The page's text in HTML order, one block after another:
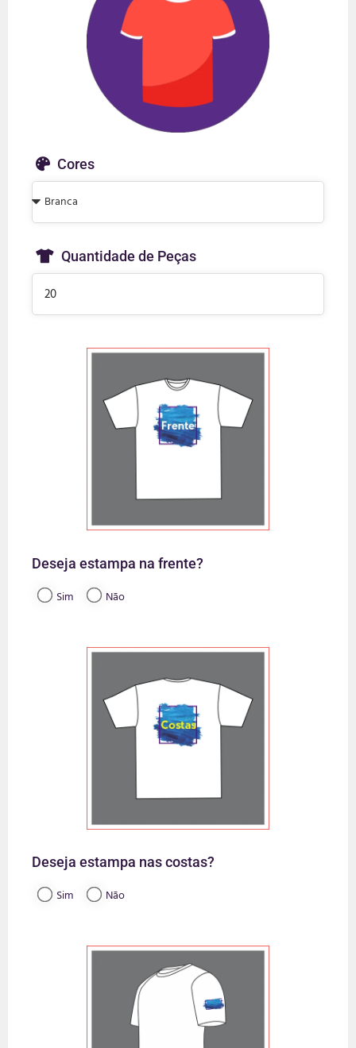
Cores
Quantidade de Peças
Deseja estampa na frente?
Sim Não
Deseja estampa nas costas?
Sim Não